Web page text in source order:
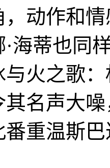
，动作和
·海蒂也同
与火之歌
其名声大
番重温斯